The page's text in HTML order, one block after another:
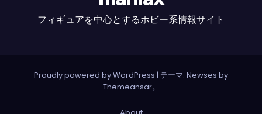
フィギュアを中心とするホビー系情報サイト
Proudly powered by WordPress | テーマ: Newses by
Themeansar。